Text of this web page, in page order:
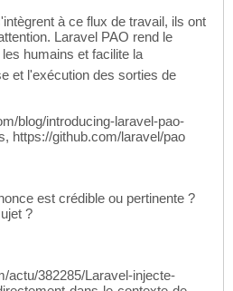
à ce flux de travail, ils ont
Laravel PAO rend le
les humains et facilite la
et l'exécution des sorties de
blog/introducing-laravel-pao-
https://github.com/laravel/pao
est crédible ou pertinente ?
?
actu/382285/Laravel-injecte-